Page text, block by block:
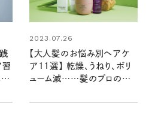
習
2023.07.26
【大人髪のお悩み別ヘアケ
ア11選】 乾燥、うねり、ボリ
ューム減……髪のプロのお